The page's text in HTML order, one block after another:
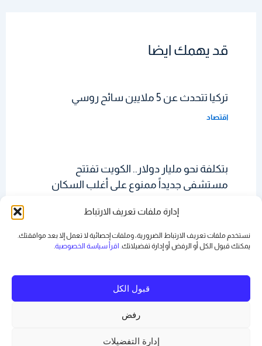
إدارة ملفات تعريف الارتباط
نستخدم ملفات تعريف الارتباط الضرورية، وملفات إحصائية لا تعمل إلا بعد موافقتك.
يمكنك قبول الكل أو الرفض أوإدارة تفضيلاتك. اقرأ سياسة الخصوصية.
قبول الكل
رفض
إدارة التفضيلات
قد يهمك ايضا
تركيا تتحدث عن 5 ملايين سائح روسي
اقتصاد
بتكلفة نحو مليار دولار.. الكويت تفتتح
مستشفى جديداً ممنوع على أغلب السكان